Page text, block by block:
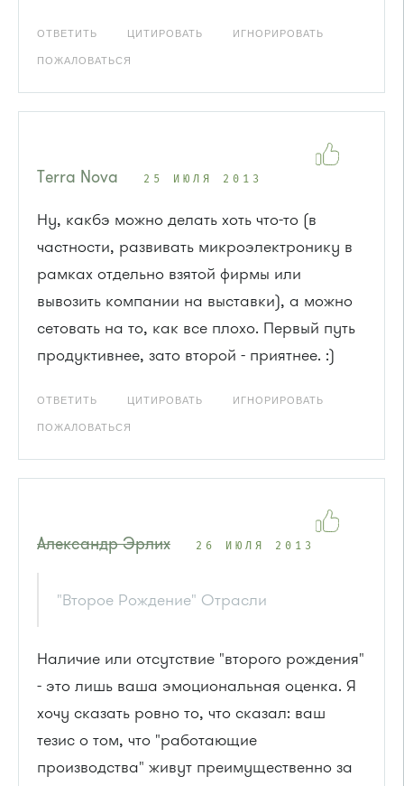
ОТВЕТИТЬ ЦИТИРОВАТЬ ИГНОРИРОВАТЬ
ПОЖАЛОВАТЬСЯ
Terra Nova 25 ИЮЛЯ 2013
Ну, какбэ можно делать хоть что-то (в
частности, развивать микроэлектронику в
рамках отдельно взятой фирмы или
вывозить компании на выставки), а можно
сетовать на то, как все плохо. Первый путь
продуктивнее, зато второй - приятнее. :)
ОТВЕТИТЬ ЦИТИРОВАТЬ ИГНОРИРОВАТЬ
ПОЖАЛОВАТЬСЯ
Александр Эрлих 26 ИЮЛЯ 2013
"Второе Рождение" Отрасли
Наличие или отсутствие "второго рождения"
- это лишь ваша эмоциональная оценка. Я
хочу сказать ровно то, что сказал: ваш
тезис о том, что "работающие
производства" живут преимущественно за